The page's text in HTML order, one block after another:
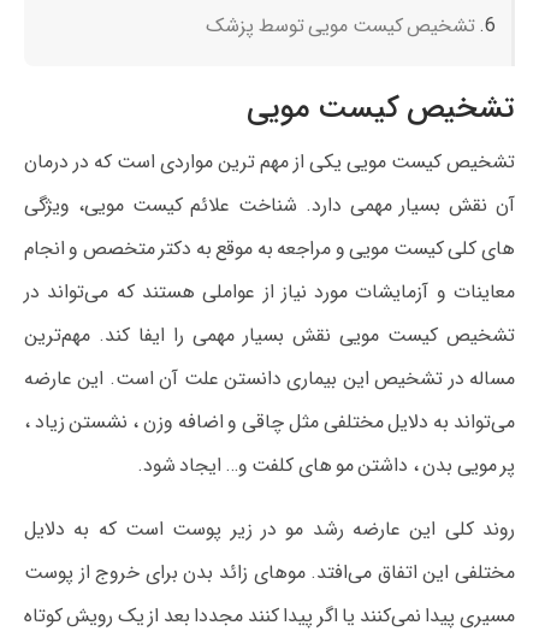
تشخیص کیست مویی توسط پزشک
تشخیص کیست مویی
تشخیص کیست مویی یکی از مهم ترین مواردی است که در درمان
آن نقش بسیار مهمی دارد. شناخت علائم کیست مویی، ویژگی
های کلی کیست مویی و مراجعه به موقع به دکتر متخصص و انجام
معاینات و آزمایشات مورد نیاز از عواملی هستند که می‌تواند در
تشخیص کیست مویی نقش بسیار مهمی را ایفا کند. مهم‌ترین
مساله در تشخیص این بیماری دانستن علت آن است. این عارضه
می‌تواند به دلایل مختلفی مثل چاقی و اضافه وزن ، نشستن زیاد ،
پر مویی بدن ، داشتن مو های کلفت و… ایجاد شود.
روند کلی این عارضه رشد مو در زیر پوست است که به دلایل
مختلفی این اتفاق می‌افتد. موهای زائد بدن برای خروج از پوست
مسیری پیدا نمی‌کنند یا اگر پیدا کنند مجددا بعد از یک رویش کوتاه